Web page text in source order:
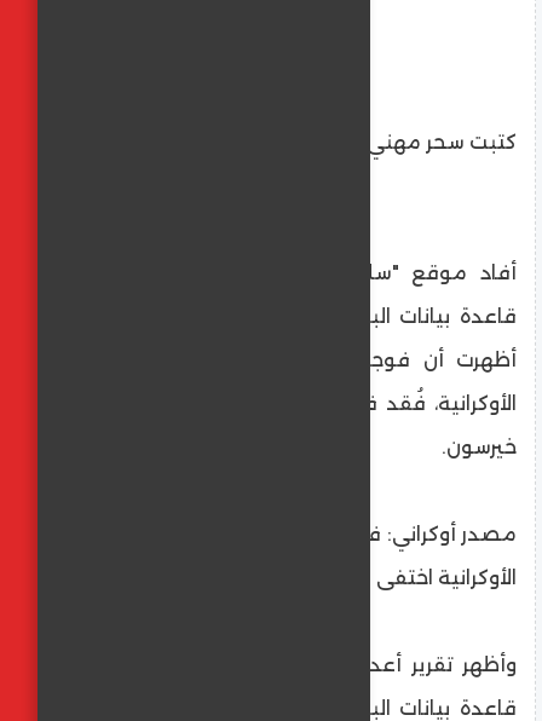
كتبت سحر مهني
أفاد موقع "سليدستفي. إنفو" الأوكراني بأن
قاعدة بيانات البحث الخاصة بالشرطة الأوكرانية
أظهرت أن فوجا كاملا من القوات المسلحة
الأوكرانية، فُقد في قرية كرينوك في مقاطعة
خيرسون.
مصدر أوكراني: فوج كامل من القوات المسلحة
الأوكرانية اختفى في خيرسون
وأظهر تقرير أعده صحفيو الموقع استنادا إلى
قاعدة بيانات البحث الخاصة بالشرطة الأوكرانية